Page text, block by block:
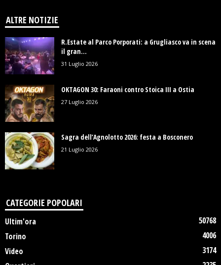
ALTRE NOTIZIE
R.Estate al Parco Porporati: a Grugliasco va in scena
il gran...
31 Luglio 2026
OKTAGON 30: Faraoni contro Stoica III a Ostia
27 Luglio 2026
Sagra dell’Agnolotto 2026: festa a Bosconero
21 Luglio 2026
CATEGORIE POPOLARI
Ultim'ora
50768
Torino
4006
Video
3174